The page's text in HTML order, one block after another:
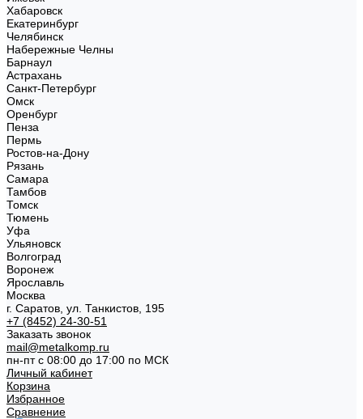
Хабаровск
Екатеринбург
Челябинск
Набережные Челны
Барнаул
Астрахань
Санкт-Петербург
Омск
Оренбург
Пенза
Пермь
Ростов-на-Дону
Рязань
Самара
Тамбов
Томск
Тюмень
Уфа
Ульяновск
Волгоград
Воронеж
Ярославль
Москва
г. Саратов, ул. Танкистов, 195
+7 (8452) 24-30-51
Заказать звонок
mail@metalkomp.ru
пн-пт с 08:00 до 17:00 по МСК
Личный кабинет
Корзина
Избранное
Сравнение